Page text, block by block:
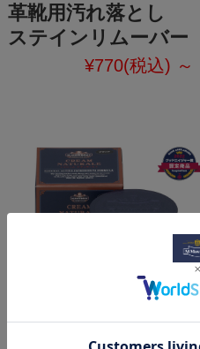
革靴用汚れ落とし
ステインリムーバー
¥770(税込) ～
クリームナチュラー